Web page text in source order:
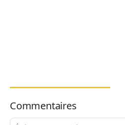
Commentaires